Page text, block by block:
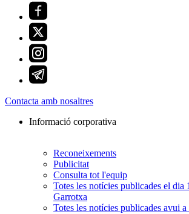
Contacta amb nosaltres
Informació corporativa
Reconeixements
Publicitat
Consulta tot l'equip
Totes les notícies publicades el dia
Garrotxa
Totes les notícies publicades avui